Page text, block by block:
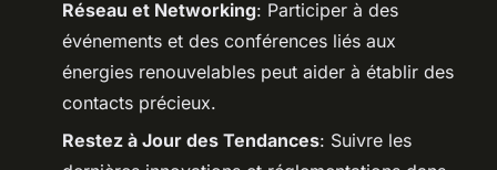
Réseau et Networking: Participer à des
événements et des conférences liés aux
énergies renouvelables peut aider à établir des
contacts précieux.
Restez à Jour des Tendances: Suivre les